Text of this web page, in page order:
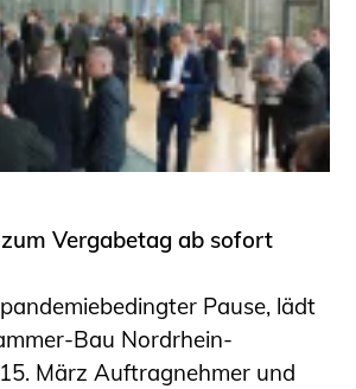
Vergabetag ab sofort
Pause, lädt
Bau Nordrhein-
März Auftragnehmer und